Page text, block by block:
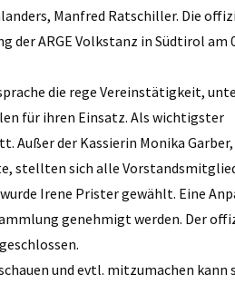
Manfred Ratschiller. Die
der ARGE Volkstanz in Südtirol am
die rege Vereinstätigkeit,
für ihren Einsatz. Als wichtigster
Außer der Kassierin Monika Garber,
stellten sich alle
Irene Prister gewählt. Eine
genehmigt werden. Der
und evtl. mitzumachen kann